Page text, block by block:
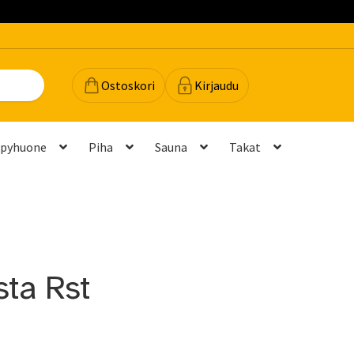
Ostoskori Kirjaudu
Piha Sauna
Takat
ja mittatilausratkaisut
Rst